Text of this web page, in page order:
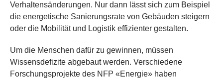
Verhaltensänderungen. Nur dann lässt sich zum Beispiel
die energetische Sanierungsrate von Gebäuden steigern
oder die Mobilität und Logistik effizienter gestalten.
Um die Menschen dafür zu gewinnen, müssen
Wissensdefizite abgebaut werden. Verschiedene
Forschungsprojekte des NFP «Energie» haben